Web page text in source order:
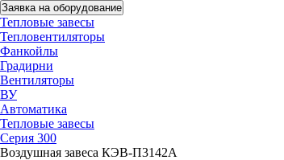
Заявка на оборудование
Тепловые завесы
Тепловентиляторы
Фанкойлы
Градирни
Вентиляторы
ВУ
Автоматика
Тепловые завесы
Серия 300
Воздушная завеса КЭВ-П3142A